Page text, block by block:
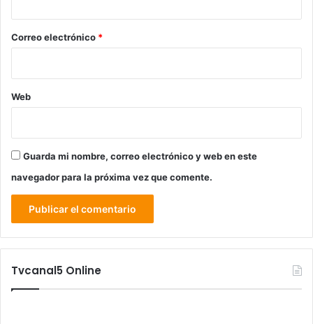
*
Correo electrónico *
Web
Guarda mi nombre, correo electrónico y web en este
navegador para la próxima vez que comente.
Tvcanal5 Online